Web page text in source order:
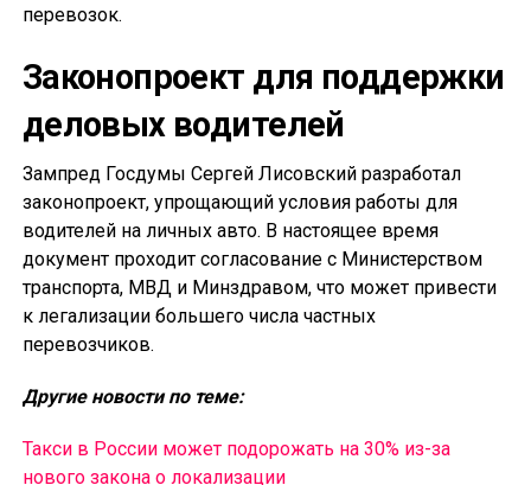
перевозок.
Законопроект для поддержки
деловых водителей
Зампред Госдумы Сергей Лисовский разработал
законопроект, упрощающий условия работы для
водителей на личных авто. В настоящее время
документ проходит согласование с Министерством
транспорта, МВД и Минздравом, что может привести
к легализации большего числа частных
перевозчиков.
Другие новости по теме:
Такси в России может подорожать на 30% из-за
нового закона о локализации